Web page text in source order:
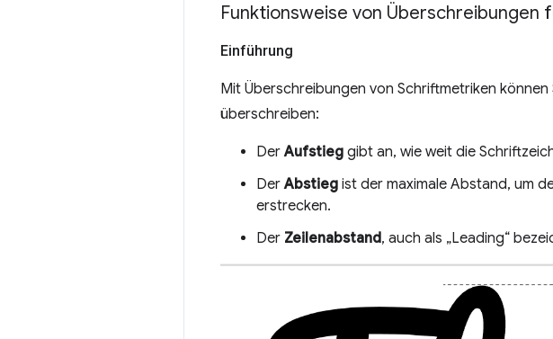
Funktionsweise von Überschreibungen
Einführung
Mit Überschreibungen von Schriftmetriken
überschreiben:
DerAufstieg gibt an, wie weit die
DerAbstieg ist der maximale Abstand, um
erstrecken.
Der Zeilenabstand, auch als „Leading“